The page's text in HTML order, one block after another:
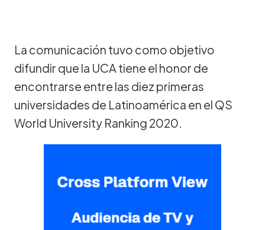
La comunicación tuvo como objetivo
difundir que la UCA tiene el honor de
encontrarse entre las diez primeras
universidades de Latinoamérica en el QS
World University Ranking 2020.